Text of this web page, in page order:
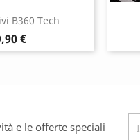
B360 Tech
€
e le offerte speciali